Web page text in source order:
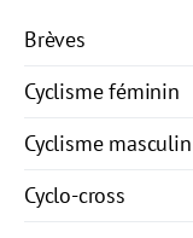
Brèves
Cyclisme féminin
Cyclisme masculin
Cyclo-cross